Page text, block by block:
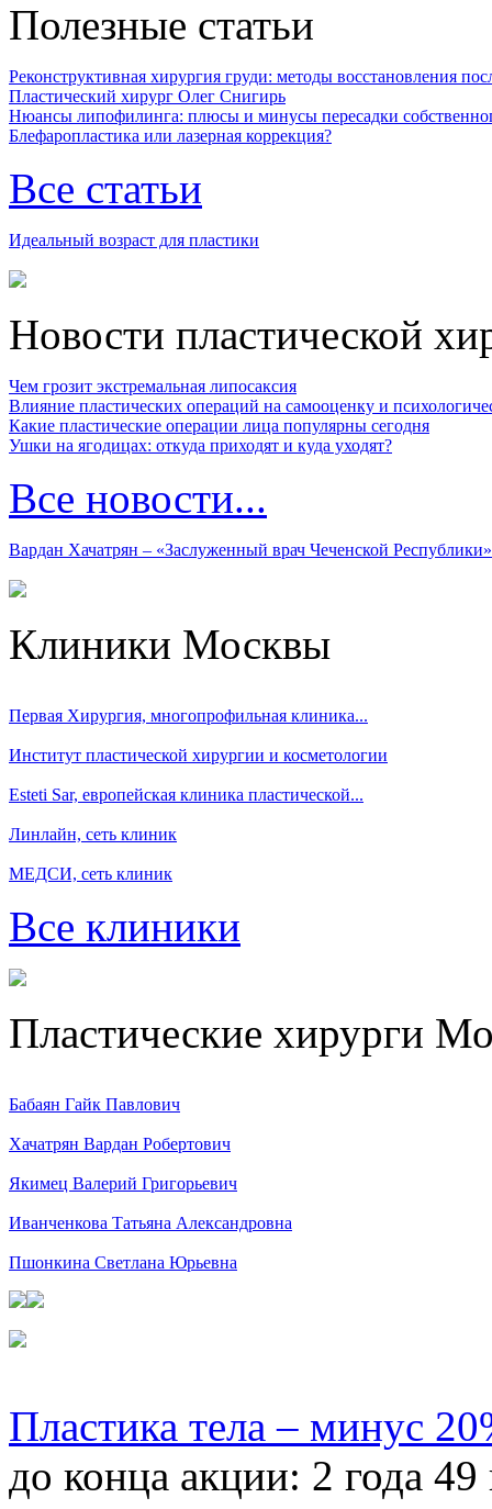
Полезные статьи
Реконструктивная хирургия груди: методы восстановления
Пластический хирург Олег Снигирь
Нюансы липофилинга: плюсы и минусы пересадки
Блефаропластика или лазерная коррекция?
Все статьи
Идеальный возраст для пластики
Новости пластической
Чем грозит экстремальная липосаксия
Влияние пластических операций на самооценку и
Какие пластические операции лица популярны сегодня
Ушки на ягодицах: откуда приходят и куда уходят?
Все новости...
Вардан Хачатрян – «Заслуженный врач Чеченской Республики»
Клиники Москвы
Первая Хирургия, многопрофильная клиника...
Институт пластической хирургии и косметологии
Esteti Sar, eвропейская клиника пластической...
Линлайн, сеть клиник
МЕДСИ, сеть клиник
Все клиники
Пластические хирурги
Бабаян Гайк Павлович
Хачатрян Вардан Робертович
Якимец Валерий Григорьевич
Иванченкова Татьяна Александровна
Пшонкина Светлана Юрьевна
Пластика тела – минус
до конца акции: 2 года 49